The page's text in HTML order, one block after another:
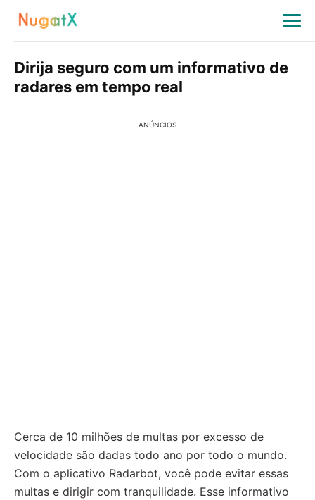
Dirija seguro com um informativo de
radares em tempo real
ANÚNCIOS
Cerca de 10 milhões de multas por excesso de
velocidade são dadas todo ano por todo o mundo.
Com o aplicativo Radarbot, você pode evitar essas
multas e dirigir com tranquilidade. Esse informativo